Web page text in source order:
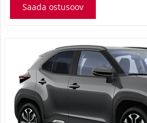
Saada ostusoov